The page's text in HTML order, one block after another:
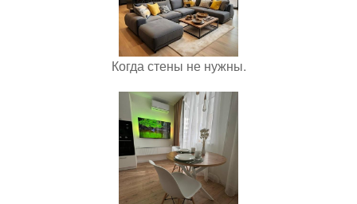
Когда стены не нужны.